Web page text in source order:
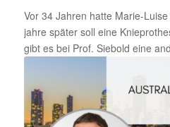
Vor 34 Jahren hatte Marie-
jahre später soll eine
gibt es bei Prof. Siebold eine